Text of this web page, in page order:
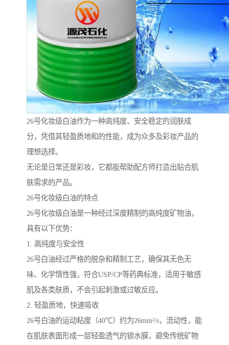
26号化妆级白油作为一种高纯度、安全稳定的润肤成
分，凭借其轻盈质地和的性能，成为众多及彩妆产品的
理想选择。
无论是日常还是彩妆，它都能帮助配方师打造出贴合肌
肤需求的产品。
26号化妆级白油的特点
26号化妆级白油是一种经过深度精制的高纯度矿物油，
具有以下优势：
1. 高纯度与安全性
26号白油经过严格的脱杂和精制工艺，确保其无色无
味、化学惰性强，符合USP/CP等药典标准，适用于敏感
肌及各类肤质，不会引起刺激或过敏反应。
2. 轻盈质地，快速吸收
26号白油的运动粘度（40℃）约为26mm²/s，流动性，能
在肌肤表面形成一层轻盈透气的锁水膜，避免传统矿物